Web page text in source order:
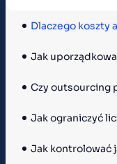
Dlaczego koszty
Jak
Czy outsourcing
Jak ograniczyć
Jak kontrolować